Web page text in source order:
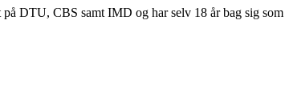
DTU, CBS samt IMD og har selv 18 år bag sig